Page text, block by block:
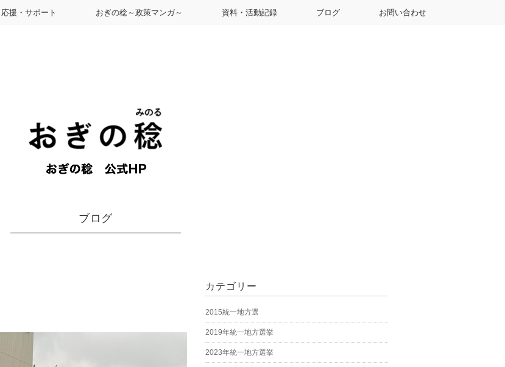
応援・サポート おぎの稔～政策マンガ～ 資料・活動記録 ブログ お問い合わせ
ブログ
カテゴリー
2015統一地方選
2019年統一地方選挙
2023年統一地方選挙